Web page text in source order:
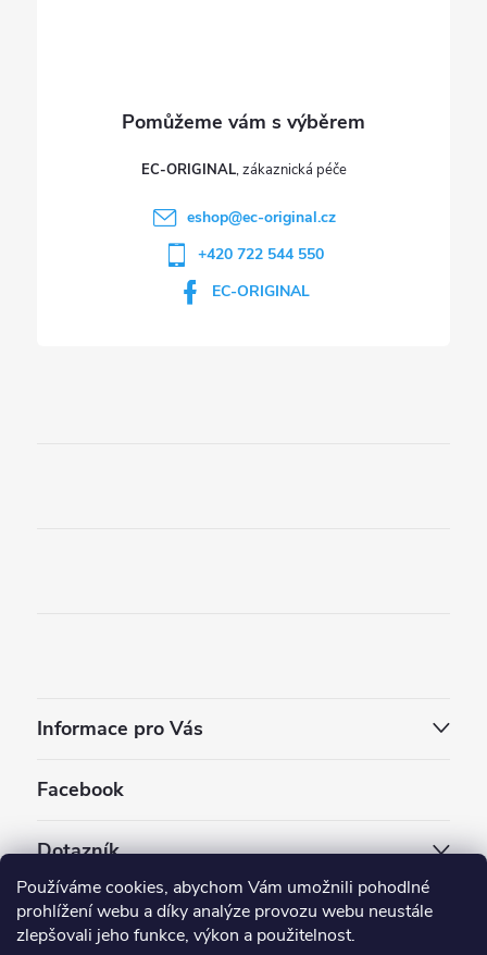
Používáme cookies, abychom Vám umožnili pohodlné
prohlížení webu a díky analýze provozu webu neustále
zlepšovali jeho funkce, výkon a použitelnost.
EC-ORIGINAL
eshop@ec-original.cz
+420 722 544 550
EC-ORIGINAL
Informace pro Vás
Facebook
Dotazník
Jaký styl vapování vám vyhovuje ?